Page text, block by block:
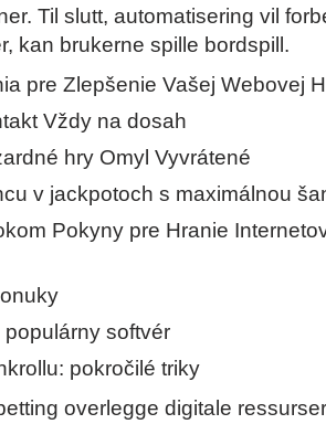
Til slutt, automatisering vil
kan brukerne spille bordspill.
pre Zlepšenie Vašej Webovej
Vždy na dosah
hry Omyl Vyvrátené
v jackpotoch s maximálnou
Pokyny pre Hranie
populárny softvér
pokročilé triky
overlegge digitale